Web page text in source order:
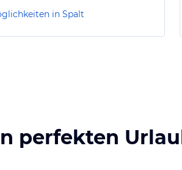
in Spalt
perfekten